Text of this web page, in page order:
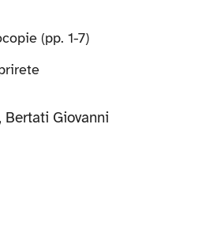
(pp. 1-7)
Bertati Giovanni